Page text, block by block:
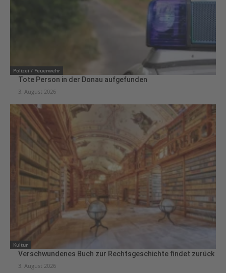
Polizei / Feuerwehr
Tote Person in der Donau aufgefunden
3. August 2026
Kultur
Verschwundenes Buch zur Rechtsgeschichte findet zurück
3. August 2026